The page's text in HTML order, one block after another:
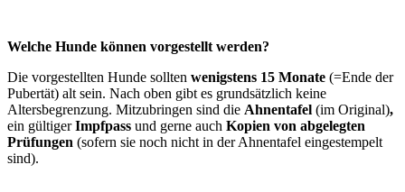
Welche Hunde können vorgestellt werden?
Die vorgestellten Hunde sollten wenigstens 15 Monate (=Ende der
Pubertät) alt sein. Nach oben gibt es grundsätzlich keine
Altersbegrenzung. Mitzubringen sind die Ahnentafel (im Original),
ein gültigerImpfpass und gerne auch Kopien von abgelegten
Prüfungen (sofern sie noch nicht in der Ahnentafel eingestempelt
sind).